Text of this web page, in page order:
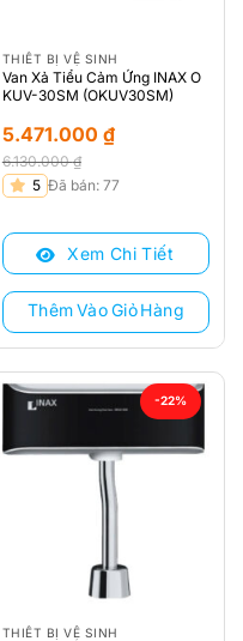
THIẾT BỊ VỆ SINH
Van Xả Tiểu Cảm Ứng INAX O
KUV-30SM (OKUV30SM)
6.130.000₫
Giá
là:
6.130.000 ₫.
5.471.000 ₫
Giá
tại
5.471.000 ₫.
5 Đã bán: 77
Xem Chi Tiết
Thêm Vào Giỏ Hàng
-22%
THIẾT BỊ VỆ SINH